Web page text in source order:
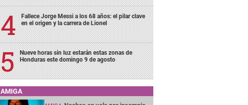
Fallece Jorge Messi a los 68 años: el pilar clave
en el origen y la carrera de Lionel
Nueve horas sin luz estarán estas zonas de
Honduras este domingo 9 de agosto
AMIGA